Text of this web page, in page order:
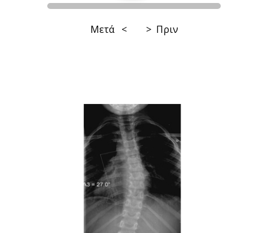
Μετά < > Πριν